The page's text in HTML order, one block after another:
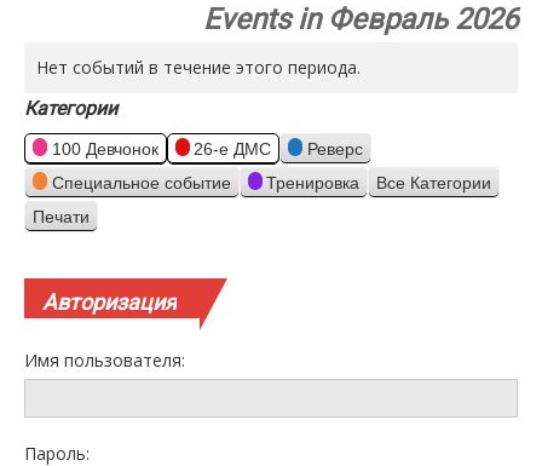
Events in Февраль 2026
Нет событий в течение этого периода.
Категории
100 Девчонок 26-е ДМС
Реверс
Специальное событие
Тренировка Все Категории
Просмотр
Печати
Авторизация
Имя пользователя:
Пароль: